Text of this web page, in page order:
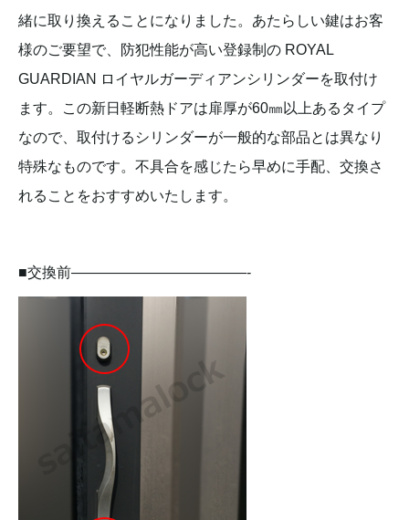
緒に取り換えることになりました。あたらしい鍵はお客
様のご要望で、防犯性能が高い登録制の ROYAL
GUARDIAN ロイヤルガーディアンシリンダーを取付け
ます。この新日軽断熱ドアは扉厚が60㎜以上あるタイプ
なので、取付けるシリンダーが一般的な部品とは異なり
特殊なものです。不具合を感じたら早めに手配、交換さ
れることをおすすめいたします。
■交換前————————————-